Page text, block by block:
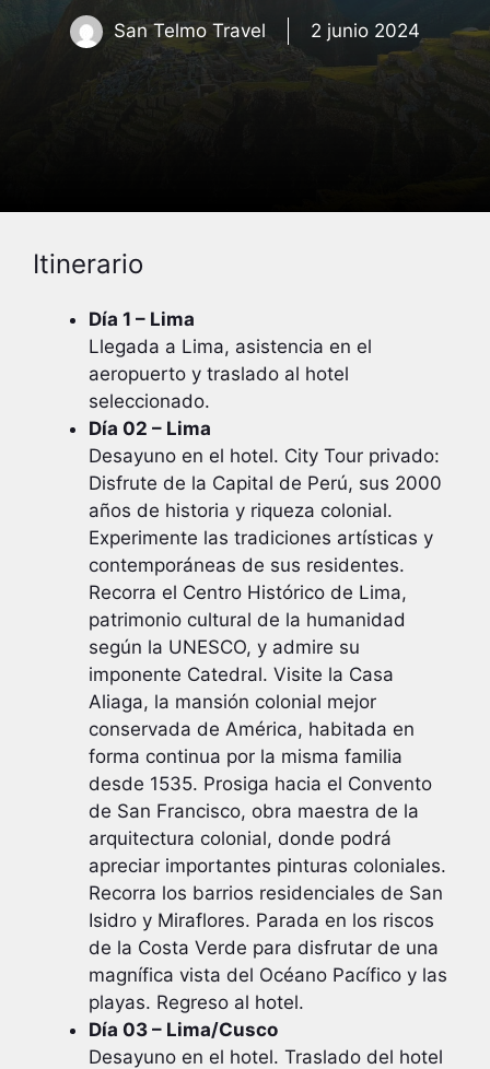
San Telmo Travel 2 junio 2024
Itinerario
Día 1 – Lima
Llegada a Lima, asistencia en el
aeropuerto y traslado al hotel
seleccionado.
Día 02 – Lima
Desayuno en el hotel. City Tour privado:
Disfrute de la Capital de Perú, sus 2000
años de historia y riqueza colonial.
Experimente las tradiciones artísticas y
contemporáneas de sus residentes.
Recorra el Centro Histórico de Lima,
patrimonio cultural de la humanidad
según la UNESCO, y admire su
imponente Catedral. Visite la Casa
Aliaga, la mansión colonial mejor
conservada de América, habitada en
forma continua por la misma familia
desde 1535. Prosiga hacia el Convento
de San Francisco, obra maestra de la
arquitectura colonial, donde podrá
apreciar importantes pinturas coloniales.
Recorra los barrios residenciales de San
Isidro y Miraflores. Parada en los riscos
de la Costa Verde para disfrutar de una
magnífica vista del Océano Pacífico y las
playas. Regreso al hotel.
Día 03 – Lima/Cusco
Desayuno en el hotel. Traslado del hotel